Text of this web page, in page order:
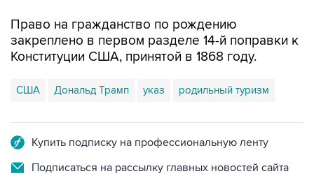
Право на гражданство по рождению
закреплено в первом разделе 14-й поправки к
Конституции США, принятой в 1868 году.
США Дональд Трамп указ родильный туризм
Купить подписку на профессиональную ленту
Подписаться на рассылку главных новостей сайта